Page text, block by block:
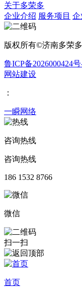
关于多荣多
企业介绍 服务项目 企
版权所有©济南多荣
鲁ICP备2026000424
网站建设
：
一瞬网络
咨询热线
咨询热线
186 1532 8766
微信
扫一扫
首页